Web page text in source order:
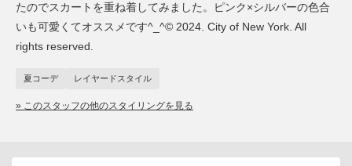
たのでスカートを重ね着してみました。ピンク×シルバーの色合
いも可愛くてオススメです^_^© 2024. City of New York. All
rights reserved.
夏コーデ レイヤードスタイル
» このスタッフの他のスタイリングを見る